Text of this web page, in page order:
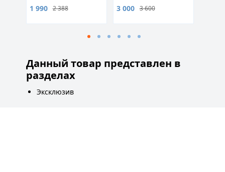
1 990 2 388 3 000 3 600
Данный товар представлен в
разделах
Эксклюзив